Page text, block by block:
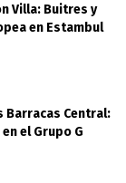
Villa: Buitres y
en Estambul
Barracas Central:
el Grupo G